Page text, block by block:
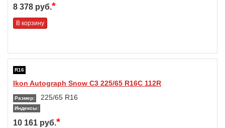
8 378 руб.*
В корзину
R16
Ikon Autograph Snow C3 225/65 R16C 112R
Размер: 225/65 R16
Индексы:
10 161 руб.*